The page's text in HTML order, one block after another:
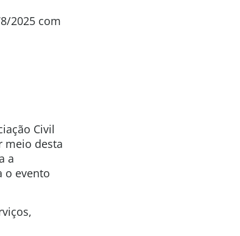
2025 com
Civil
meio desta
a
o evento